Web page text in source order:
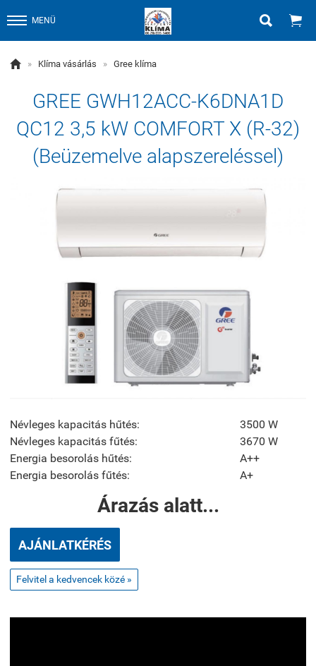
MENÜ  
 » Klíma vásárlás » Gree klíma
GREE GWH12ACC-K6DNA1D
QC12 3,5 kW COMFORT X (R-32)
(Beüzemelve alapszereléssel)
Névleges kapacitás hűtés:
3500 W
Névleges kapacitás fűtés:
3670 W
Energia besorolás hűtés:
A++
Energia besorolás fűtés:
A+
Árazás alatt...
AJÁNLATKÉRÉS
Felvitel a kedvencek közé »